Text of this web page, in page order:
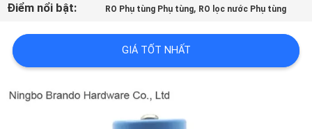
LIÊN
HỆ
VỚI
CHÚNG
TÔI
Điểm nổi bật: RO Phụ tùng Phụ tùng, RO lọc nước Phụ tùng
GIÁ TỐT NHẤT